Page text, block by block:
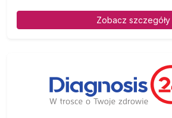
Zobacz szczegóły